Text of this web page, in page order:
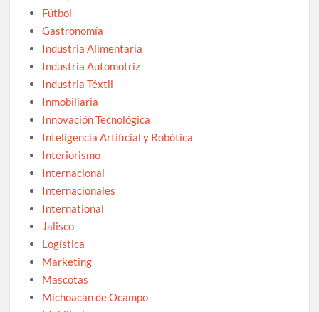
Fútbol
Gastronomía
Industria Alimentaria
Industria Automotriz
Industria Téxtil
Inmobiliaria
Innovación Tecnológica
Inteligencia Artificial y Robótica
Interiorismo
Internacional
Internacionales
International
Jalisco
Logística
Marketing
Mascotas
Michoacán de Ocampo